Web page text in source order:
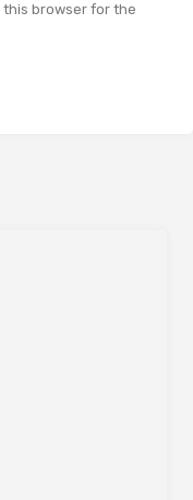
this browser for the